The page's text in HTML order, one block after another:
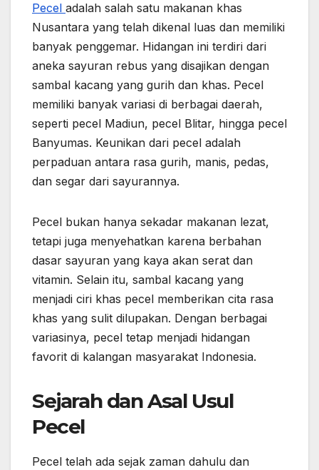
Pecel adalah salah satu makanan khas
Nusantara yang telah dikenal luas dan memiliki
banyak penggemar. Hidangan ini terdiri dari
aneka sayuran rebus yang disajikan dengan
sambal kacang yang gurih dan khas. Pecel
memiliki banyak variasi di berbagai daerah,
seperti pecel Madiun, pecel Blitar, hingga pecel
Banyumas. Keunikan dari pecel adalah
perpaduan antara rasa gurih, manis, pedas,
dan segar dari sayurannya.
Pecel bukan hanya sekadar makanan lezat,
tetapi juga menyehatkan karena berbahan
dasar sayuran yang kaya akan serat dan
vitamin. Selain itu, sambal kacang yang
menjadi ciri khas pecel memberikan cita rasa
khas yang sulit dilupakan. Dengan berbagai
variasinya, pecel tetap menjadi hidangan
favorit di kalangan masyarakat Indonesia.
Sejarah dan Asal Usul
Pecel
Pecel telah ada sejak zaman dahulu dan